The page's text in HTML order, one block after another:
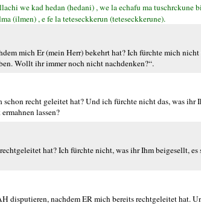
we kad hedan (hedani) , we la echafu ma tuschrckune
(ilmen) , e fe la teteseckkerun (teteseckkerune).
mich Er (mein Herr) bekehrt hat? Ich fürchte mich
Wollt ihr immer noch nicht nachdenken?“.
recht geleitet hat? Und ich fürchte nicht das, was ihr
lassen?
hat? Ich fürchte nicht, was ihr Ihm beigesellt, es
nachdem ER mich bereits rechtgeleitet hat.